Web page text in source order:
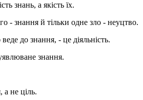
знань, а якість їх.
- знання й тільки одне зло - неуцтво.
до знання, - це діяльність.
знання.
а не ціль.